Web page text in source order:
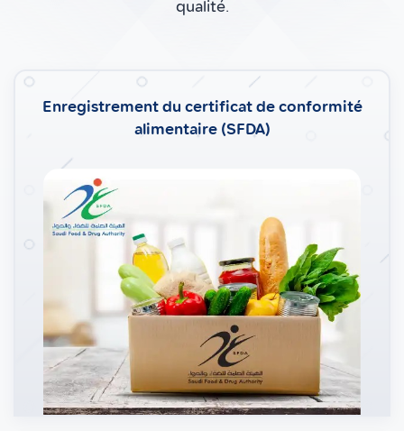
qualité.
Enregistrement du certificat de conformité
alimentaire (SFDA)